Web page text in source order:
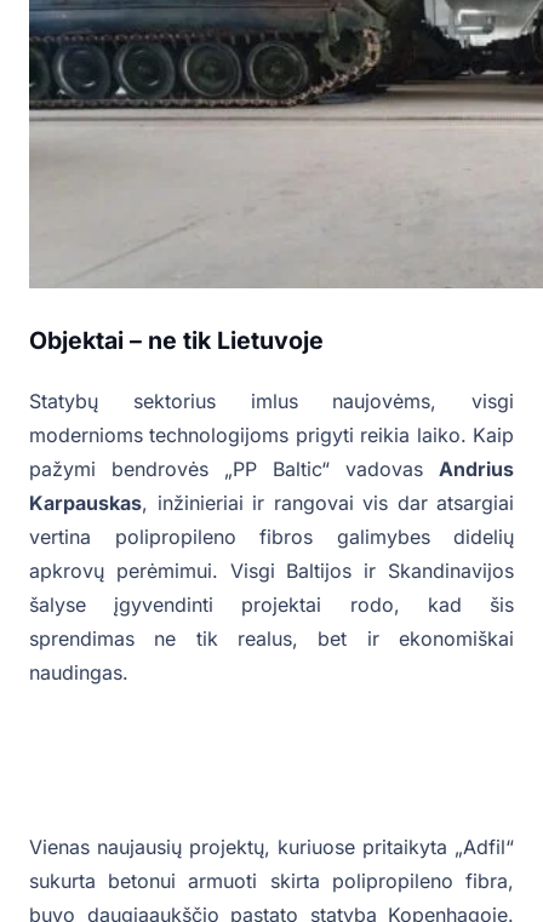
Objektai – ne tik Lietuvoje
Statybų sektorius imlus naujovėms, visgi
modernioms technologijoms prigyti reikia laiko. Kaip
pažymi bendrovės „PP Baltic“ vadovas Andrius
Karpauskas, inžinieriai ir rangovai vis dar atsargiai
vertina polipropileno fibros galimybes didelių
apkrovų perėmimui. Visgi Baltijos ir Skandinavijos
šalyse įgyvendinti projektai rodo, kad šis
sprendimas ne tik realus, bet ir ekonomiškai
naudingas.
Vienas naujausių projektų, kuriuose pritaikyta „Adfil“
sukurta betonui armuoti skirta polipropileno fibra,
buvo daugiaaukščio pastato statyba Kopenhagoje.